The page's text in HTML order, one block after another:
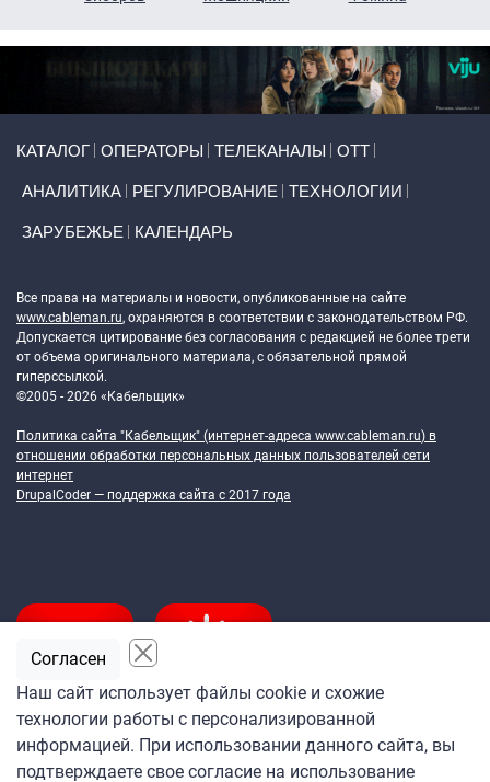
КАТАЛОГ ОПЕРАТОРЫ ТЕЛЕКАНАЛЫ ОТТ
АНАЛИТИКА РЕГУЛИРОВАНИЕ ТЕХНОЛОГИИ
ЗАРУБЕЖЬЕ КАЛЕНДАРЬ
Все права на материалы и новости, опубликованные на сайте
www.cableman.ru, охраняются в соответствии с законодательством РФ.
Допускается цитирование без согласования с редакцией не более трети
от объема оригинального материала, с обязательной прямой
гиперссылкой.
©2005 - 2026 «Кабельщик»
Политика сайта "Кабельщик" (интернет-адреса www.cableman.ru) в
отношении обработки персональных данных пользователей сети
интернет
DrupalCoder — поддержка сайта c 2017 года
Подпишитесь
на ежедневную рассылку
Наш сайт использует файлы cookie и схожие
технологии работы с персонализированной
информацией. При использовании данного сайта, вы
подтверждаете свое согласие на использование
Согласен